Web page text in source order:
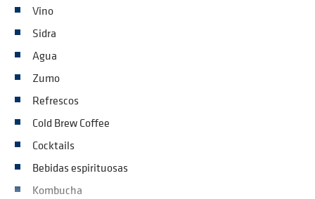
Vino
Sidra
Agua
Zumo
Refrescos
Cold Brew Coffee
Cocktails
Bebidas espirituosas
Kombucha